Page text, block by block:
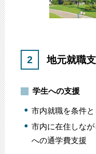
2 地元就職
学生への支援
市内就職を条件
市内に在住しな
への通学費支援